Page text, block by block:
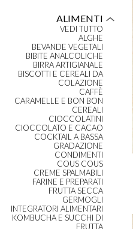
ALIMENTI
VEDI TUTTO
ALGHE
BEVANDE VEGETALI
BIBITE ANALCOLICHE
BIRRA ARTIGIANALE
BISCOTTI E CEREALI DA
COLAZIONE
CAFFÈ
CARAMELLE E BON BON
CEREALI
CIOCCOLATINI
CIOCCOLATO E CACAO
COCKTAIL A BASSA
GRADAZIONE
CONDIMENTI
COUS COUS
CREME SPALMABILI
FARINE E PREPARATI
FRUTTA SECCA
GERMOGLI
INTEGRATORI ALIMENTARI
KOMBUCHA E SUCCHI DI
FRUTTA